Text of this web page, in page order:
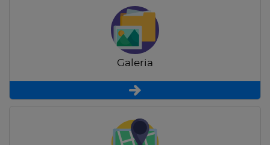
Galeria